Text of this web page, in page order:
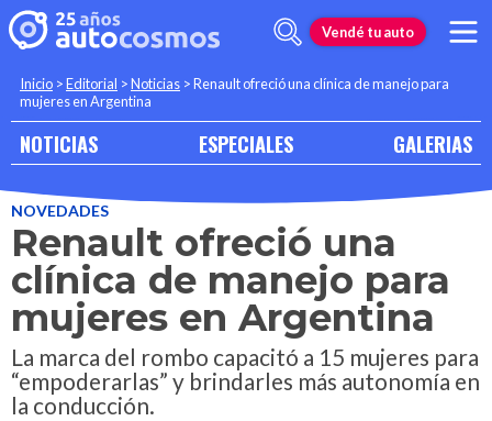
Vendé tu auto
Inicio >Editorial >Noticias >Renault ofreció una clínica de manejo para
mujeres en Argentina
NOTICIAS ESPECIALES GALERIAS
NOVEDADES
Renault ofreció una
clínica de manejo para
mujeres en Argentina
La marca del rombo capacitó a 15 mujeres para
“empoderarlas” y brindarles más autonomía en
la conducción.